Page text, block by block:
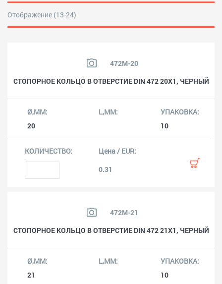
Отображение (13-24)
472M-20
СТОПОРНОЕ КОЛЬЦО В ОТВЕРСТИЕ DIN 472 20X1, ЧЕРНЫЙ
20 10
0.31
472M-21
СТОПОРНОЕ КОЛЬЦО В ОТВЕРСТИЕ DIN 472 21X1, ЧЕРНЫЙ
21 10